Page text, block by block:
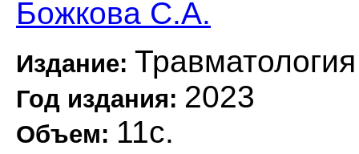
Божкова С.А.
Издание:
Год издания: 2023
Объем: 11с.